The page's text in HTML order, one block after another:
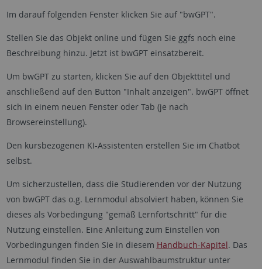
Im darauf folgenden Fenster klicken Sie auf "bwGPT".
Stellen Sie das Objekt online und fügen Sie ggfs noch eine
Beschreibung hinzu. Jetzt ist bwGPT einsatzbereit.
Um bwGPT zu starten, klicken Sie auf den Objekttitel und
anschließend auf den Button "Inhalt anzeigen". bwGPT öffnet
sich in einem neuen Fenster oder Tab (je nach
Browsereinstellung).
Den kursbezogenen KI-Assistenten erstellen Sie im Chatbot
selbst.
Um sicherzustellen, dass die Studierenden vor der Nutzung
von bwGPT das o.g. Lernmodul absolviert haben, können Sie
dieses als Vorbedingung "gemäß Lernfortschritt" für die
Nutzung einstellen. Eine Anleitung zum Einstellen von
Vorbedingungen finden Sie in diesem Handbuch-Kapitel. Das
Lernmodul finden Sie in der Auswahlbaumstruktur unter